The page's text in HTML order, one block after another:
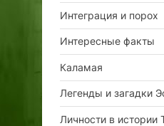
Интеграция и порох
Интересные факты
Каламая
Легенды и загадки
Личности в истории